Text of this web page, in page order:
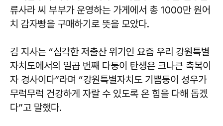
류사라 씨 부부가 운영하는 가게에서 총 1000만 원어
치 감자빵을 구매하기로 뜻을 모았다.
김 지사는 “심각한 저출산 위기인 요즘 우리 강원특별
자치도에서의 일곱 번째 다둥이 탄생은 크나큰 축복이
자 경사이다”라며 “강원특별자치도 기쁨둥이 성우가
무럭무럭 건강하게 자랄 수 있도록 온 힘을 다해 돕겠
다”고 말했다.